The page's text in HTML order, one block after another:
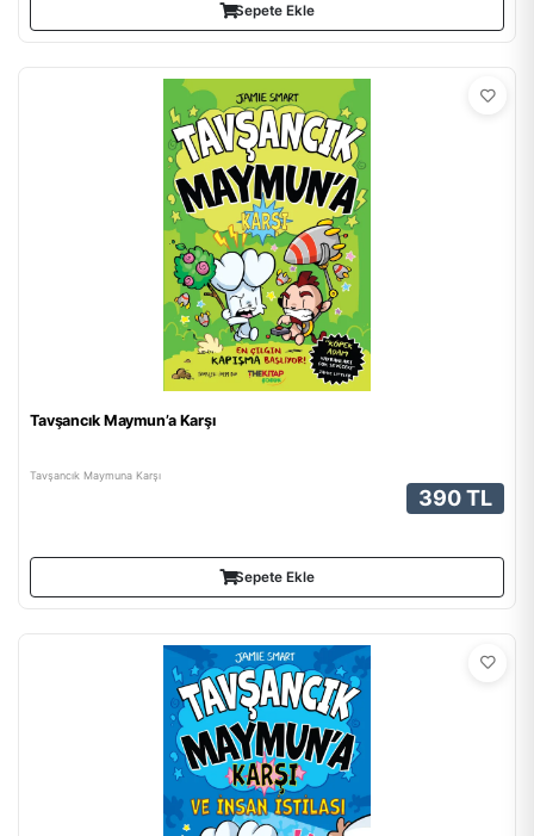
Sepete Ekle
Tavşancık Maymun’a Karşı
Tavşancık Maymuna Karşı
390 TL
Sepete Ekle